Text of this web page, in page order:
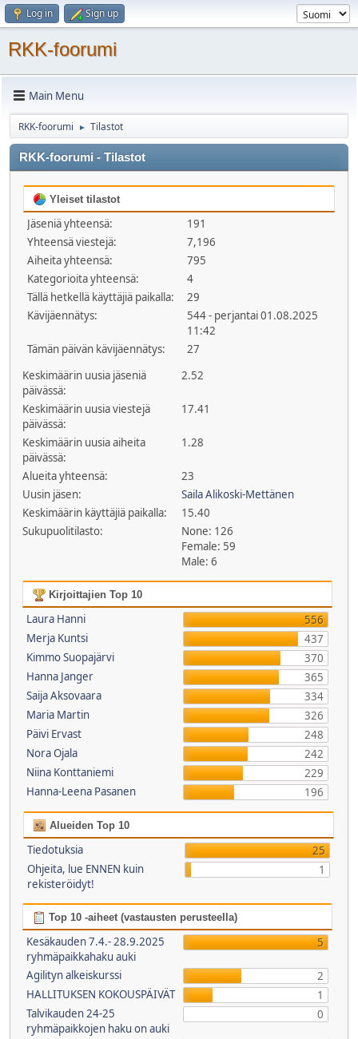
Log in Sign up
RKK-foorumi
Main Menu
RKK-foorumi ► Tilastot
RKK-foorumi - Tilastot
Yleiset tilastot
Jäseniä yhteensä:
191
Yhteensä viestejä:
7,196
Aiheita yhteensä:
795
Kategorioita yhteensä:
4
Tällä hetkellä käyttäjiä paikalla:
29
Kävijäennätys:
544 - perjantai 01.08.2025
11:42
Tämän päivän kävijäennätys:
27
Keskimäärin uusia jäseniä
päivässä:
2.52
Keskimäärin uusia viestejä
päivässä:
17.41
Keskimäärin uusia aiheita
päivässä:
1.28
Alueita yhteensä:
23
Uusin jäsen:
Saila Alikoski-Mettänen
Keskimäärin käyttäjiä paikalla:
15.40
Sukupuolitilasto:
None: 126
Female: 59
Male: 6
Kirjoittajien Top 10
Laura Hanni
556
Merja Kuntsi
437
Kimmo Suopajärvi
370
Hanna Janger
365
Saija Aksovaara
334
Maria Martin
326
Päivi Ervast
248
Nora Ojala
242
Niina Konttaniemi
229
Hanna-Leena Pasanen
196
Alueiden Top 10
Tiedotuksia
25
Ohjeita, lue ENNEN kuin
rekisteröidyt!
1
Top 10 -aiheet (vastausten perusteella)
Kesäkauden 7.4.- 28.9.2025
ryhmäpaikkahaku auki
5
Agilityn alkeiskurssi
2
HALLITUKSEN KOKOUSPÄIVÄT
1
Talvikauden 24-25
ryhmäpaikkojen haku on auki
0